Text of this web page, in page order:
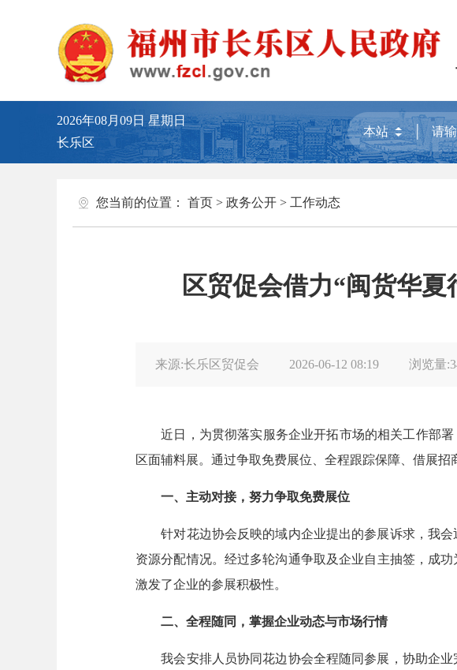
2026年08月09日 星期日
长乐区
您当前的位置： 首页 > 政务公开 > 工作动态
区贸促会借力“闽货华
来源:长乐区贸促会 2026-06-12 08:19 浏览量:
近日，为贯彻落实服务企业开拓市场的相关工作部署
区面辅料展。通过争取免费展位、全程跟踪保障、借展
一、主动对接，努力争取免费展位
针对花边协会反映的域内企业提出的参展诉求，我会
资源分配情况。经过多轮沟通争取及企业自主抽签，成功
激发了企业的参展积极性。
二、全程随同，掌握企业动态与市场行情
我会安排人员协同花边协会全程随同参展，协助企